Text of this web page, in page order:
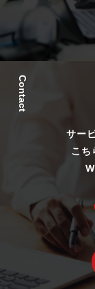
Contact
サー
こち